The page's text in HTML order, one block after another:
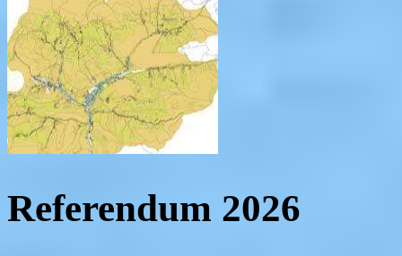
Referendum 2026